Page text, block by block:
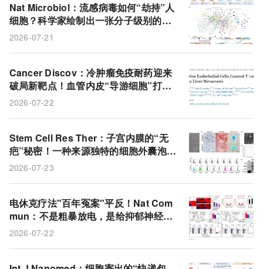
Nat Microbiol：流感病毒如何“劫持”人
细胞？科学家绘制出一张分子级别的入
侵地图
2026-07-21
Cancer Discov：冷肿瘤免疫耐药迎来
破局新靶点！血管内皮“导游细胞”打通
肝转移 T 细胞浸润通路
2026-07-22
Stem Cell Res Ther：子宫内膜的“无
疤”秘密！一种来源独特的细胞外囊泡或
在皮肤修复中能展现潜力！
2026-07-23
电休克疗法"百年冤案"平反！Nat Com
mun：不是粗暴放电，是给抑郁神经元
做了一次"系统重装"
2026-07-22